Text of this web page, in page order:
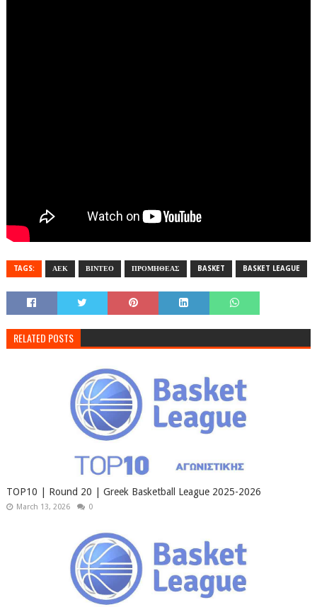
TAGS: ΑΕΚ ΒΙΝΤΕΟ ΠΡΟΜΗΘΕΑΣ BASKET BASKET LEAGUE
RELATED POSTS
TOP10 | Round 20 | Greek Basketball League 2025-2026
March 13, 2026 0